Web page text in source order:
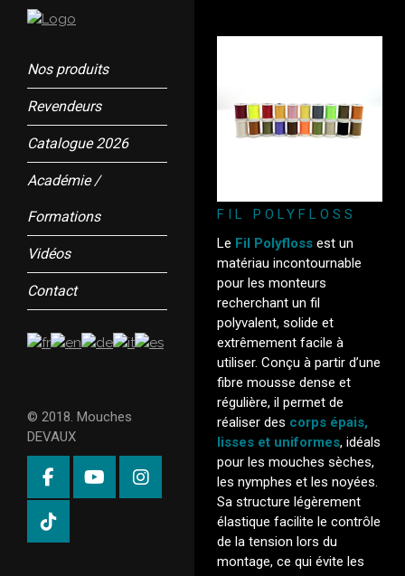
Nos produits
Revendeurs
Catalogue 2026
Académie /
Formations
Vidéos
Contact
© 2018. Mouches
DEVAUX
FIL POLYFLOSS
Le Fil Polyfloss est un
matériau incontournable
pour les monteurs
recherchant un fil
polyvalent, solide et
extrêmement facile à
utiliser. Conçu à partir d’une
fibre mousse dense et
régulière, il permet de
réaliser des corps épais,
lisses et uniformes, idéals
pour les mouches sèches,
les nymphes et les noyées.
Sa structure légèrement
élastique facilite le contrôle
de la tension lors du
montage, ce qui évite les